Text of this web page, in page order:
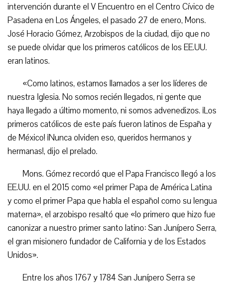
intervención durante el V Encuentro en el Centro Cívico de
Pasadena en Los Ángeles, el pasado 27 de enero, Mons.
José Horacio Gómez, Arzobispos de la ciudad, dijo que no
se puede olvidar que los primeros católicos de los EE.UU.
eran latinos.
«Como latinos, estamos llamados a ser los líderes de
nuestra Iglesia. No somos recién llegados, ni gente que
haya llegado a último momento, ni somos advenedizos. ¡Los
primeros católicos de este país fueron latinos de España y
de México! ¡Nunca olviden eso, queridos hermanos y
hermanas!, dijo el prelado.
Mons. Gómez recordó que el Papa Francisco llegó a los
EE.UU. en el 2015 como «el primer Papa de América Latina
y como el primer Papa que habla el español como su lengua
materna», el arzobispo resaltó que «lo primero que hizo fue
canonizar a nuestro primer santo latino: San Junípero Serra,
el gran misionero fundador de California y de los Estados
Unidos».
Entre los años 1767 y 1784 San Junípero Serra se